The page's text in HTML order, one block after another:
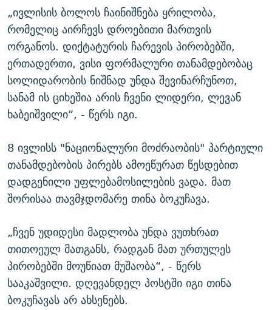
„ივლისის ბოლოს ჩაინიშნება ყრილობა,
რომელიც აირჩევს დროებითი მართვის
ორგანოს. დიქტატურის ჩარევის პირობებში,
ერთადერთი, ვისი ფორმალური თანამდებობაც
სოლიდარობის ნიშნად უნდა შევინარჩუნოთ,
სანამ ის ციხეშია არის ჩვენი ლიდერი, ლევან
ხაბეიშვილი“, - წერს იგი.
8 ივლისს "ნაციონალური მოძრაობის" პარტიული
თანამდებობის პირებს ამოეწურათ წესდებით
დადგენილი უფლებამოსილების ვადა. მათ
შორისაა თავმჯდომარე თინა ბოკუჩავა.
„ჩვენ უდიდესი მადლობა უნდა ვუთხრათ
თითოეულ მათგანს, რადგან მათ ურთულეს
პირობებში მოუწიათ მუშაობა“, - წერს
სააკაშვილი. დღევანდელ პოსტში იგი თინა
ბოკუჩავას არ ახსენებს.